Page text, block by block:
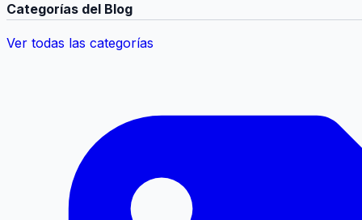
Categorías del Blog
Ver todas las categorías